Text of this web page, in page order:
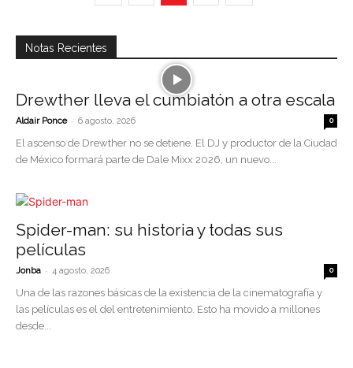
Notas Recientes
Drewther lleva el cumbiatón a otra escala
Aldair Ponce - 6 agosto, 2026 0
El ascenso de Drewther no se detiene. El DJ y productor de la Ciudad
de México formará parte de Dale Mixx 2026, un nuevo...
Spider-man: su historia y todas sus
películas
Jonba - 4 agosto, 2026 0
Una de las razones básicas de la existencia de la cinematografía y
las películas es el del entretenimiento. Esto ha movido a millones
desde...